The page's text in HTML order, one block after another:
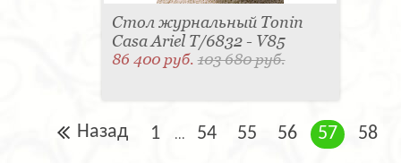
Стол журнальный Tonin
Casa Ariel T/6832 - V85
86 400 руб.103 680 руб.
Назад 1 ... 54 55 56 57 58